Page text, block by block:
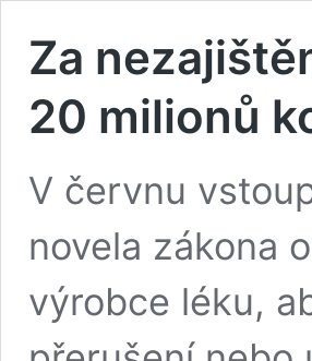
Za
20 milionů
V červnu
novela zákona
výrobce léku,